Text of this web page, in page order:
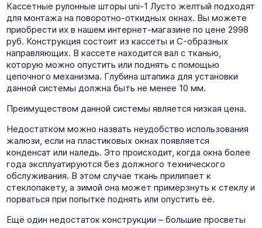
Кассетные рулонные шторы uni-1 Лусто желтый подходят
для монтажа на поворотно-откидных окнах. Вы можете
приобрести их в нашем интернет-магазине по цене 2998
руб. Конструкция состоит из кассеты и C-образных
направляющих. В кассете находится вал с тканью,
которую можно опустить или поднять с помощью
цепочного механизма. Глубина штапика для установки
данной системы должна быть не менее 10 мм.
Преимуществом данной системы является низкая цена.
Недостатком можно назвать неудобство использования
жалюзи, если на пластиковых окнах появляется
конденсат или наледь. Это происходит, когда окна более
года эксплуатируются без должного технического
обслуживания. В этом случае ткань прилипает к
стеклопакету, а зимой она может примёрзнуть к стеклу и
порваться при попытке поднять или опустить её.
Ещё один недостаток конструкции – большие просветы